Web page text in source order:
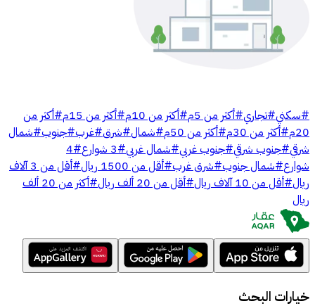
#سكني#تجاري#أكثر من 5م #أكثر من 10م #أكثر من 15م #أكثر من
20م #أكثر من 30م #أكثر من 50م #شمال#شرق#غرب#جنوب#شمال
شرقي#جنوب شرقي#جنوب غربي#شمال غربي#3 شوارع #
4
شوارع#شمال جنوب#شرق غرب#أقل من 1500 ريال #
أقل من 3 آلاف
ريال#أقل من 10 آلاف ريال #أقل من 20 ألف ريال #
أكثر من 20 ألف
ريال
خيارات البحث